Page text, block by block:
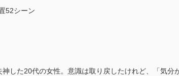
52シーン
した20代の女性。意識は取り戻したけれど、「気分